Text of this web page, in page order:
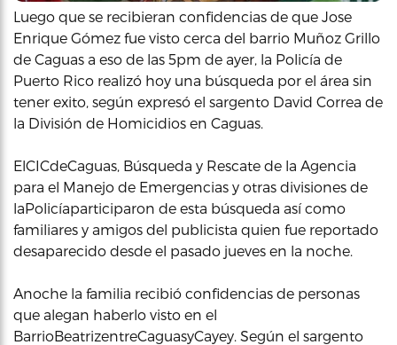
Luego que se recibieran confidencias de que Jose
Enrique Gómez fue visto cerca del barrio Muñoz Grillo
de Caguas a eso de las 5pm de ayer, la Policía de
Puerto Rico realizó hoy una búsqueda por el área sin
tener exito, según expresó el sargento David Correa de
la División de Homicidios en Caguas.
ElCICdeCaguas, Búsqueda y Rescate de la Agencia
para el Manejo de Emergencias y otras divisiones de
laPolicíaparticiparon de esta búsqueda así como
familiares y amigos del publicista quien fue reportado
desaparecido desde el pasado jueves en la noche.
Anoche la familia recibió confidencias de personas
que alegan haberlo visto en el
BarrioBeatrizentreCaguasyCayey. Según el sargento